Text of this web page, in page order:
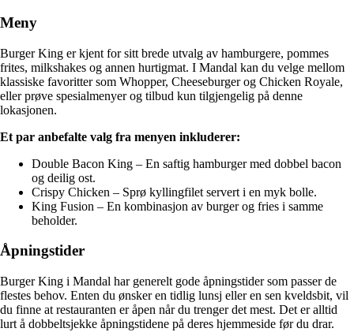
Meny
Burger King er kjent for sitt brede utvalg av hamburgere, pommes
frites, milkshakes og annen hurtigmat. I Mandal kan du velge mellom
klassiske favoritter som Whopper, Cheeseburger og Chicken Royale,
eller prøve spesialmenyer og tilbud kun tilgjengelig på denne
lokasjonen.
Et par anbefalte valg fra menyen inkluderer:
Double Bacon King – En saftig hamburger med dobbel bacon
og deilig ost.
Crispy Chicken – Sprø kyllingfilet servert i en myk bolle.
King Fusion – En kombinasjon av burger og fries i samme
beholder.
Åpningstider
Burger King i Mandal har generelt gode åpningstider som passer de
flestes behov. Enten du ønsker en tidlig lunsj eller en sen kveldsbit, vil
du finne at restauranten er åpen når du trenger det mest. Det er alltid
lurt å dobbeltsjekke åpningstidene på deres hjemmeside før du drar.